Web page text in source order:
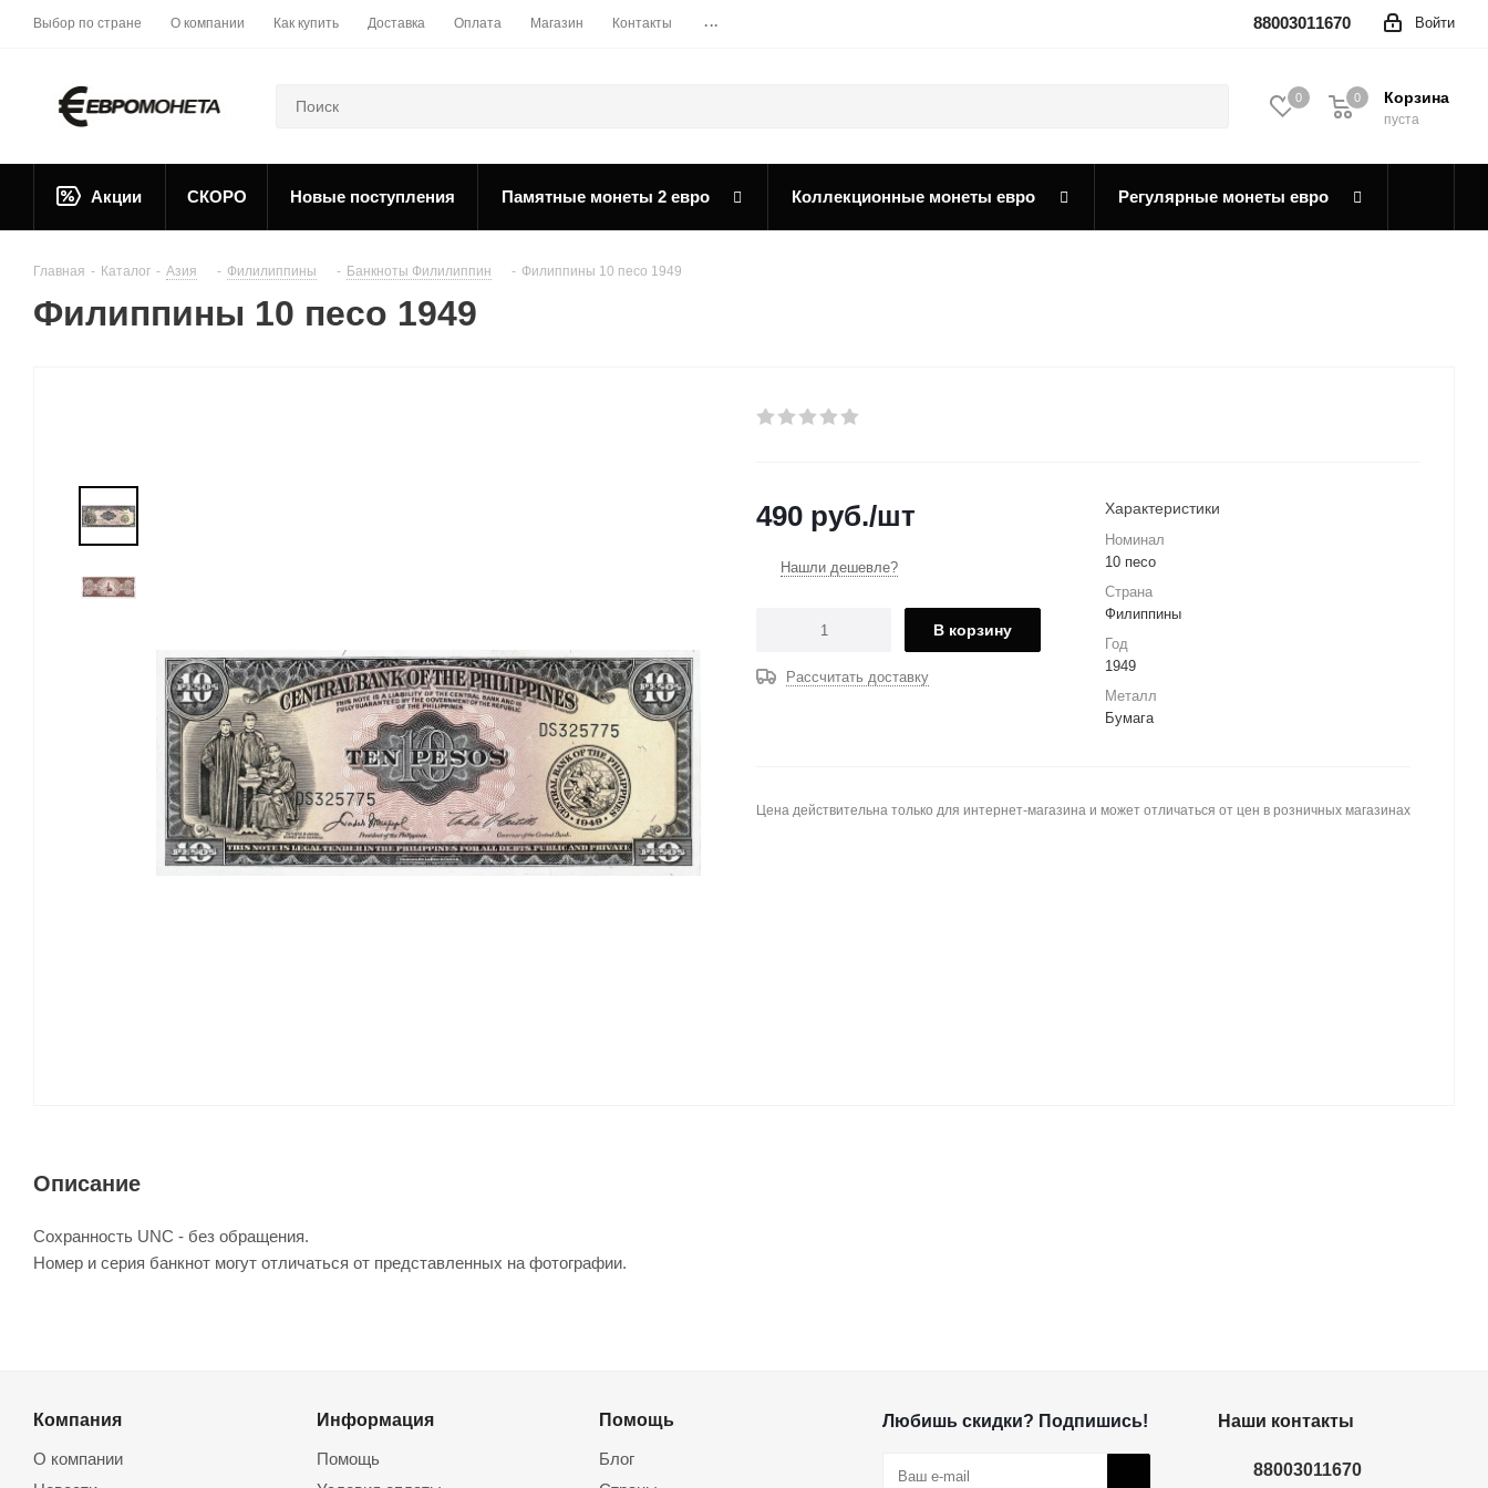
Выбор по стране О компании Как купить Доставка Оплата Магазин Контакты ... Войти
88003011670
0 Корзина
0
пуста
0
Акции СКОРО Новые поступления Памятные монеты 2 евро Коллекционные монеты евро Регулярные монеты евро
Главная - Каталог - Азия - Филилиппины - Банкноты Филилиппин - Филиппины 10 песо 1949
Филиппины 10 песо 1949
490 руб./шт
Нашли дешевле?
В корзину
Рассчитать доставку
Характеристики
Номинал
10 песо
Страна
Филиппины
Год
1949
Металл
Бумага
Цена действительна только для интернет-магазина и может отличаться от цен в розничных магазинах
Описание
Сохранность UNC - без обращения.
Номер и серия банкнот могут отличаться от представленных на фотографии.
Компания
О компании
Информация
Помощь
Помощь
Блог
Любишь скидки? Подпишись! Наши контакты
88003011670